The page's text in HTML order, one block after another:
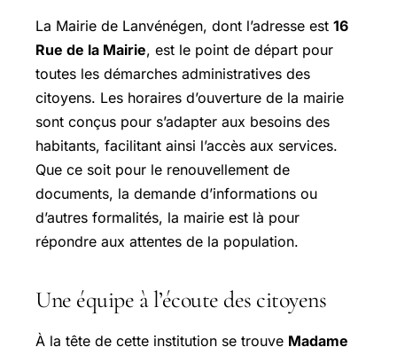
La Mairie de Lanvénégen, dont l’adresse est 16
Rue de la Mairie, est le point de départ pour
toutes les démarches administratives des
citoyens. Les horaires d’ouverture de la mairie
sont conçus pour s’adapter aux besoins des
habitants, facilitant ainsi l’accès aux services.
Que ce soit pour le renouvellement de
documents, la demande d’informations ou
d’autres formalités, la mairie est là pour
répondre aux attentes de la population.
Une équipe à l’écoute des citoyens
À la tête de cette institution se trouve Madame